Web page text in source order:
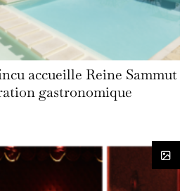
accueille Reine Sammut
gastronomique